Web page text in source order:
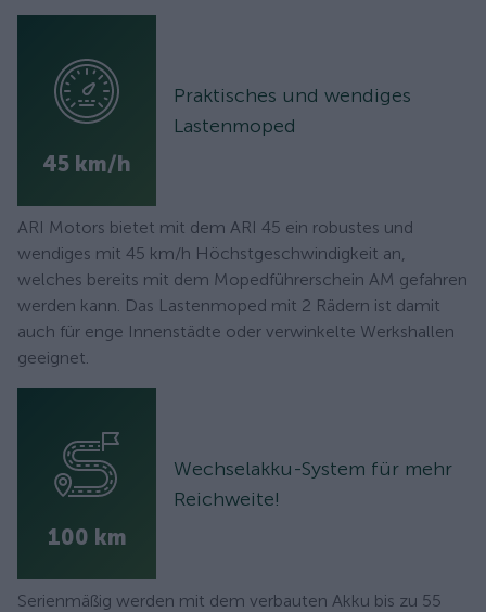
45 km/h
Praktisches und wendiges
Lastenmoped
ARI Motors bietet mit dem ARI 45 ein robustes und
wendiges mit 45 km/h Höchstgeschwindigkeit an,
welches bereits mit dem Mopedführerschein AM gefahren
werden kann. Das Lastenmoped mit 2 Rädern ist damit
auch für enge Innenstädte oder verwinkelte Werkshallen
geeignet.
100 km
Wechselakku-System für mehr
Reichweite!
Serienmäßig werden mit dem verbauten Akku bis zu 55